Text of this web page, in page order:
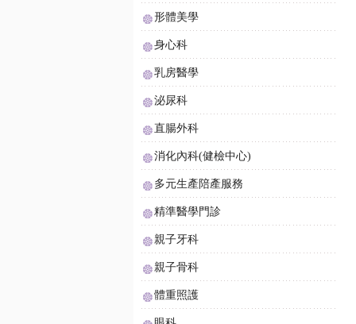
形體美學
身心科
乳房醫學
泌尿科
直腸外科
消化內科(健檢中心)
多元生產陪產服務
精準醫學門診
親子牙科
親子骨科
體重照護